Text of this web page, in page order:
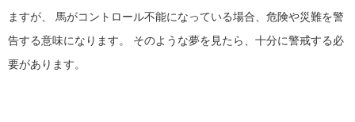
ますが、
馬がコントロール不能になっている場合、危険や災難を警
告する意味になります。
そのような夢を見たら、十分に警戒する必
要があります。